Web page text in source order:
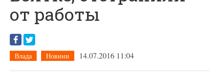
от работы
Влада Новини 14.07.2016 11:04